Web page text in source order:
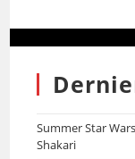
Summer Star
Shakari